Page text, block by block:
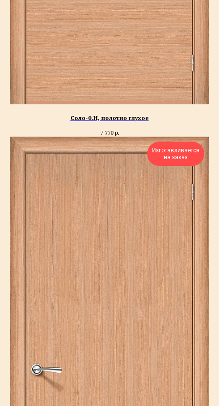
Соло-0.H, полотно глухое
7 770 р.
Изготавливается
на заказ